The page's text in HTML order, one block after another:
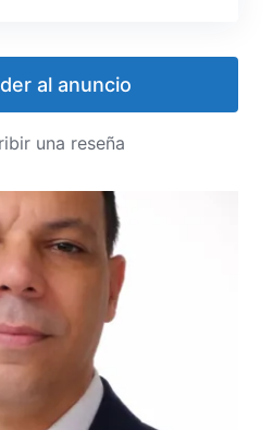
al anuncio
una reseña